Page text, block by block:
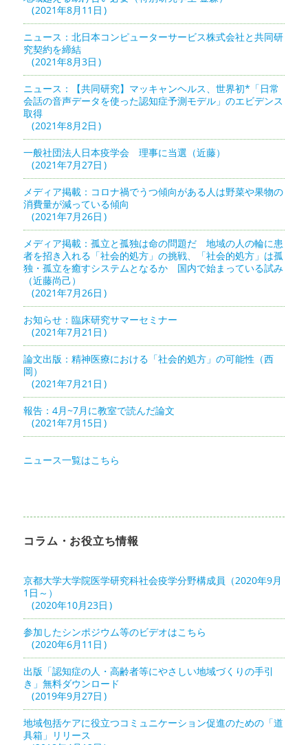
2021年8月11日
ニュース：北日本コンピューターサービス株式会社と共同研
究契約を締結
2021年8月3日
ニュース：【共同研究】マッキャンヘルス、世界初*「日常
会話の音声データを使った認知症予測モデル」のエビデンス
取得
2021年8月2日
一般社団法人日本疫学会 理事に当選（近藤）
2021年7月27日
メディア掲載：コロナ禍でうつ傾向がある人は野菜や果物の
消費量が減っている傾向
2021年7月26日
メディア掲載：孤立と孤独は命の問題だ 地域の人の輪に患
者を招き入れる「社会的処方」の挑戦、「社会的処方」は孤
独・孤立を癒すシステムとなるか 国内で始まっている試み
（近藤尚己）
2021年7月26日
お知らせ：臨床研究サマーセミナー
2021年7月21日
論文出版：精神医療における「社会的処方」の可能性（西
岡）
2021年7月21日
報告：4月~7月に教室で読んだ論文
2021年7月15日
ニュース一覧はこちら
コラム・お役立ち情報
京都大学大学院医学研究科社会疫学分野構成員（2020年9月
1日～）
2020年10月23日
参加したシンポジウム等のビデオはこちら
2020年6月11日
出版「認知症の人・高齢者等にやさしい地域づくりの手引
き」無料ダウンロード
2019年9月27日
地域包括ケアに役立つコミュニケーション促進のための「道
具箱」リリース